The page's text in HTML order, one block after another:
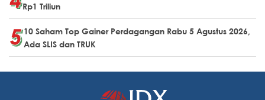
Rp1 Triliun
10 Saham Top Gainer Perdagangan Rabu 5 Agustus 2026,
Ada SLIS dan TRUK